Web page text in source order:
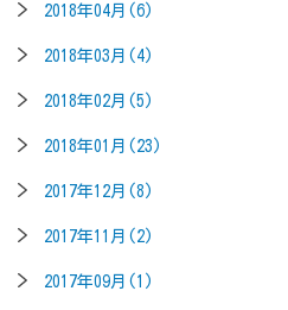
2018年04月(6)
2018年03月(4)
2018年02月(5)
2018年01月(23)
2017年12月(8)
2017年11月(2)
2017年09月(1)